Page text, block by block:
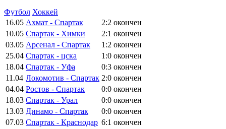
Футбол Хоккей
16.05 Ахмат - Спартак 2:2 окончен
10.05 Спартак - Химки 2:1 окончен
03.05 Арсенал - Спартак 1:2 окончен
25.04 Спартак - цска 1:0 окончен
18.04 Спартак - Уфа 0:3 окончен
11.04 Локомотив - Спартак 2:0 окончен
04.04 Ростов - Спартак 0:0 окончен
18.03 Спартак - Урал 0:0 окончен
13.03 Динамо - Спартак 0:0 окончен
07.03 Спартак - Краснодар 6:1 окончен